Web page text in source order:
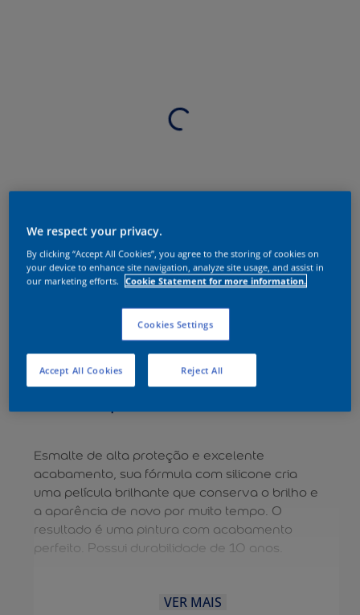
Esmalte de alta proteção e excelente
acabamento, sua fórmula com silicone cria
uma película brilhante que conserva o brilho e
a aparência de novo por muito tempo. O
resultado é uma pintura com acabamento
perfeito. Possui durabilidade de 10 anos.
VER MAIS
We respect your privacy.
By clicking “Accept All Cookies”, you agree to the storing of cookies on
your device to enhance site navigation, analyze site usage, and assist in
our marketing efforts.
Cookie Statement for more information.
Cookies Settings
Reject All
Accept All Cookies